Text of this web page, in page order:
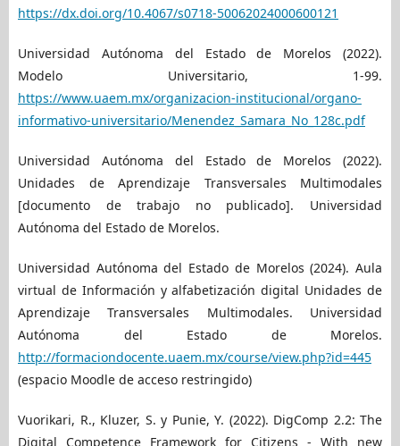
https://dx.doi.org/10.4067/s0718-50062024000600121
Universidad Autónoma del Estado de Morelos (2022).
Modelo Universitario, 1-99.
https://www.uaem.mx/organizacion-institucional/organo-
informativo-universitario/Menendez_Samara_No_128c.pdf
Universidad Autónoma del Estado de Morelos (2022).
Unidades de Aprendizaje Transversales Multimodales
[documento de trabajo no publicado]. Universidad
Autónoma del Estado de Morelos.
Universidad Autónoma del Estado de Morelos (2024). Aula
virtual de Información y alfabetización digital Unidades de
Aprendizaje Transversales Multimodales. Universidad
Autónoma del Estado de Morelos.
http://formaciondocente.uaem.mx/course/view.php?id=445
(espacio Moodle de acceso restringido)
Vuorikari, R., Kluzer, S. y Punie, Y. (2022). DigComp 2.2: The
Digital Competence Framework for Citizens - With new